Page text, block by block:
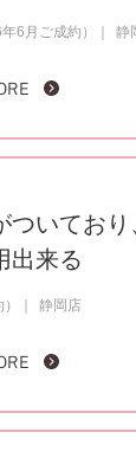
6月ご成約） 静
ついており
出来る
静岡店